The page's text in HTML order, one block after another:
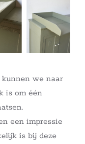
we naar
is om één
een impressie
is bij deze